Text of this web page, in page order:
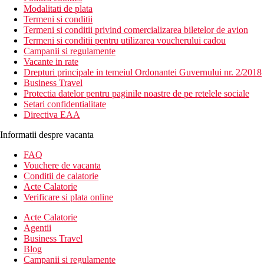
Modalitati de plata
Termeni si conditii
Termeni si conditii privind comercializarea biletelor de avion
Termeni si conditii pentru utilizarea voucherului cadou
Campanii si regulamente
Vacante in rate
Drepturi principale in temeiul Ordonantei Guvernului nr. 2/2018
Business Travel
Protectia datelor pentru paginile noastre de pe retelele sociale
Setari confidentialitate
Directiva EAA
Informatii despre vacanta
FAQ
Vouchere de vacanta
Conditii de calatorie
Acte Calatorie
Verificare si plata online
Acte Calatorie
Agentii
Business Travel
Blog
Campanii si regulamente